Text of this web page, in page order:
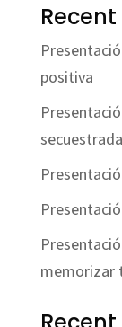
positiva
secuestrada
memorizar